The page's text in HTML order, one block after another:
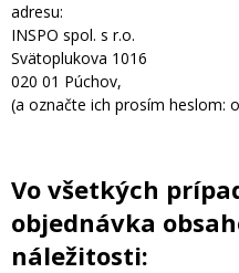
adresu:
INSPO spol. s r.o.
Svätoplukova 1016
020 01 Púchov,
(a označte ich prosím heslom:
Vo všetkých
objednávka
náležitosti: